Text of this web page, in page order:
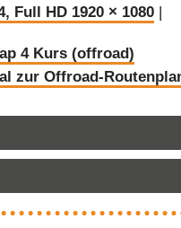
Full HD 1920 × 1080
4 Kurs (offroad)
zur Offroad-